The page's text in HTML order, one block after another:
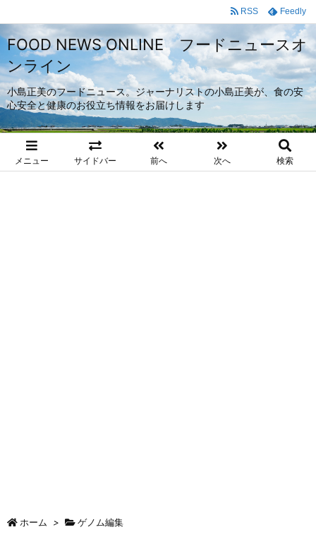
FOOD NEWS ONLINE フードニュースオ
ンライン
小島正美のフードニュース。ジャーナリストの小島正美が、食の安
心安全と健康のお役立ち情報をお届けします
メニュー サイドバー 前へ 次へ 検索
RSS Feedly
ホーム > ゲノム編集